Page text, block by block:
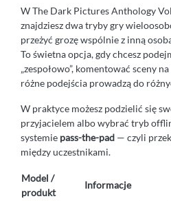
W The Dark Pictures Anthology
znajdziesz dwa tryby gry
przeżyć grozę wspólnie z inną
To świetna opcja, gdy chcesz
„zespołowo”, komentować sceny
różne podejścia prowadzą do
W praktyce możesz podzielić się
przyjacielem albo wybrać tryb
systemie pass-the-pad — czyli
między uczestnikami.
Model /
produkt
Informacje